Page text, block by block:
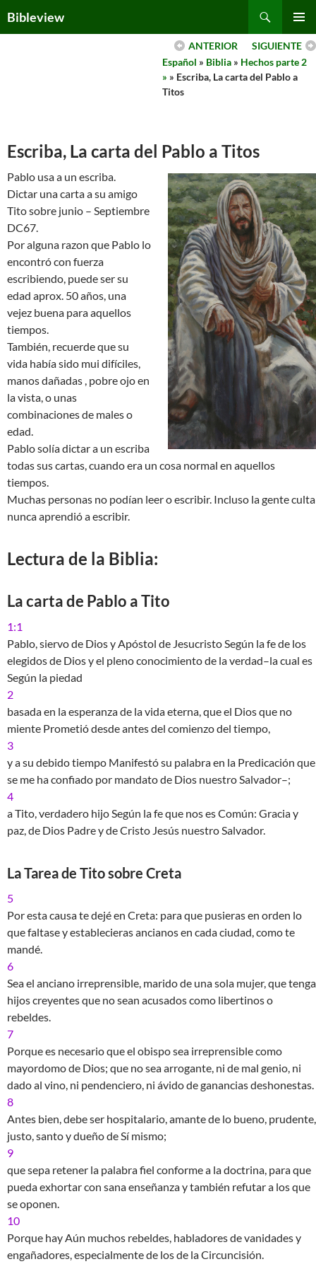
toBibleview
MENU
SIGUIENTE
ANTERIOR
Español » Biblia » Hechos parte 2
» » Escriba, La carta del Pablo a
Titos
Escriba, La carta del Pablo a Titos
Pablo usa a un escriba.
Dictar una carta a su amigo
Tito sobre junio – Septiembre
DC67.
Por alguna razon que Pablo lo
encontró con fuerza
escribiendo, puede ser su
edad aprox. 50 años, una
vejez buena para aquellos
tiempos.
También, recuerde que su
vida había sido mui difíciles,
manos dañadas , pobre ojo en
la vista, o unas
combinaciones de males o
edad.
Pablo solía dictar a un escriba
todas sus cartas, cuando era un cosa normal en aquellos
tiempos.
Muchas personas no podían leer o escribir. Incluso la gente culta
nunca aprendió a escribir.
Lectura de la Biblia:
La carta de Pablo a Tito
1:1
Pablo, siervo de Dios y Apóstol de Jesucristo Según la fe de los
elegidos de Dios y el pleno conocimiento de la verdad–la cual es
Según la piedad
2
basada en la esperanza de la vida eterna, que el Dios que no
miente Prometió desde antes del comienzo del tiempo,
3
y a su debido tiempo Manifestó su palabra en la Predicación que
se me ha confiado por mandato de Dios nuestro Salvador–;
4
a Tito, verdadero hijo Según la fe que nos es Común: Gracia y
paz, de Dios Padre y de Cristo Jesús nuestro Salvador.
La Tarea de Tito sobre Creta
5
Por esta causa te dejé en Creta: para que pusieras en orden lo
que faltase y establecieras ancianos en cada ciudad, como te
mandé.
6
Sea el anciano irreprensible, marido de una sola mujer, que tenga
hijos creyentes que no sean acusados como libertinos o
rebeldes.
7
Porque es necesario que el obispo sea irreprensible como
mayordomo de Dios; que no sea arrogante, ni de mal genio, ni
dado al vino, ni pendenciero, ni ávido de ganancias deshonestas.
8
Antes bien, debe ser hospitalario, amante de lo bueno, prudente,
justo, santo y dueño de Sí mismo;
9
que sepa retener la palabra fiel conforme a la doctrina, para que
pueda exhortar con sana enseñanza y también refutar a los que
se oponen.
10
Porque hay Aún muchos rebeldes, habladores de vanidades y
engañadores, especialmente de los de la Circuncisión.